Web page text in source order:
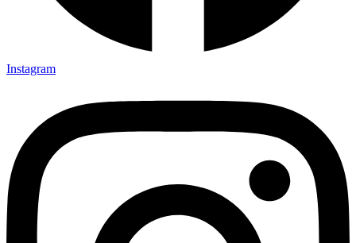
Instagram